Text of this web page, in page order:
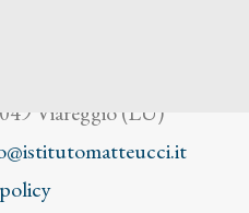
Viareggio (LU)